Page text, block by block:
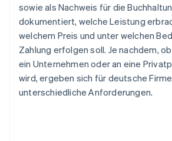
sowie als Nachweis für die
dokumentiert, welche Leistung
welchem Preis und unter welchen
Zahlung erfolgen soll. Je nachdem,
ein Unternehmen oder an eine
wird, ergeben sich für deutsche
unterschiedliche Anforderungen.